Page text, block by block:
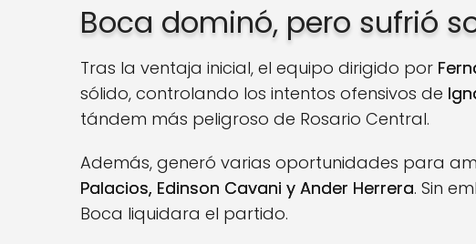
Boca dominó, pero sufrió
Tras la ventaja inicial, el equipo dirigido por
sólido, controlando los intentos ofensivos de
tándem más peligroso de Rosario Central.
Además, generó varias oportunidades para
Palacios, Edinson Cavani y Ander Herrera. Sin
Boca liquidara el partido.